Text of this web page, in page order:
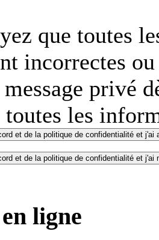
que toutes
incorrectes
privé
les
ligne